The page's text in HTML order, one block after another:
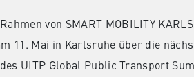
von SMART MOBILITY
11. Mai in Karlsruhe über die
UITP Global Public Transport